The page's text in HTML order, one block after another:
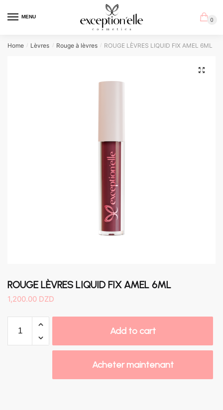
MENU 0
Home / Lèvres / Rouge à lèvres / ROUGE LÈVRES LIQUID FIX AMEL 6ML
ROUGE LÈVRES LIQUID FIX AMEL 6ML
1,200.00 DZD
LÈVRES
LIQUID
Add to cart
Acheter maintenant